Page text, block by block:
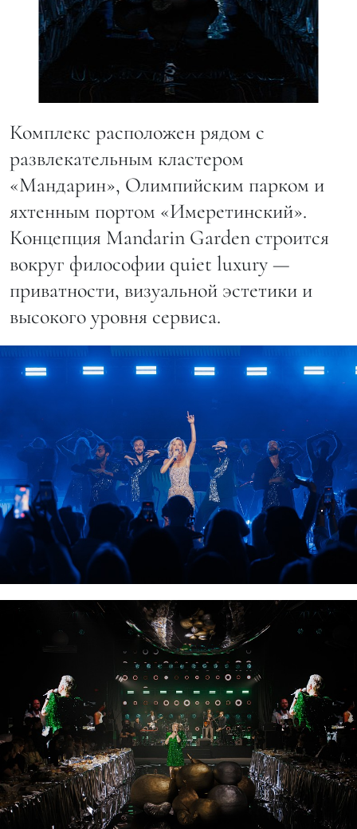
Комплекс расположен рядом с
развлекательным кластером
«Мандарин», Олимпийским парком и
яхтенным портом «Имеретинский».
Концепция Mandarin Garden строится
вокруг философии quiet luxury —
приватности, визуальной эстетики и
высокого уровня сервиса.